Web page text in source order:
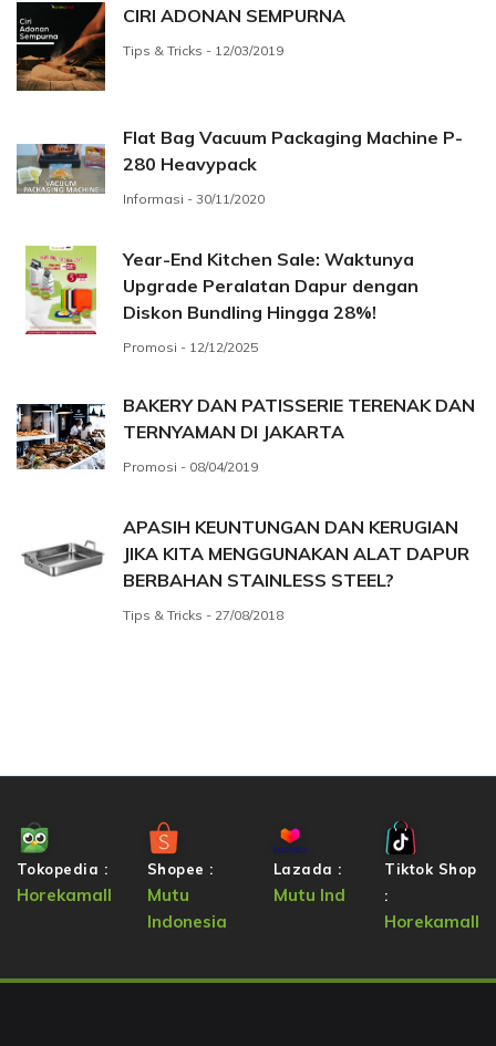
CIRI ADONAN SEMPURNA
Tips & Tricks - 12/03/2019
Flat Bag Vacuum Packaging Machine P-
280 Heavypack
Informasi - 30/11/2020
Year-End Kitchen Sale: Waktunya
Upgrade Peralatan Dapur dengan
Diskon Bundling Hingga 28%!
Promosi - 12/12/2025
BAKERY DAN PATISSERIE TERENAK DAN
TERNYAMAN DI JAKARTA
Promosi - 08/04/2019
APASIH KEUNTUNGAN DAN KERUGIAN
JIKA KITA MENGGUNAKAN ALAT DAPUR
BERBAHAN STAINLESS STEEL?
Tips & Tricks - 27/08/2018
Tokopedia :
Horekamall
Shopee :
Mutu
Indonesia
Lazada :
Mutu Ind
Tiktok Shop
:
Horekamall